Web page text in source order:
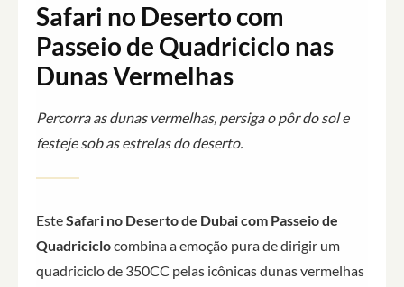
Safari no Deserto com
Passeio de Quadriciclo nas
Dunas Vermelhas
Percorra as dunas vermelhas, persiga o pôr do sol e
festeje sob as estrelas do deserto.
EsteSafari no Deserto de Dubai com Passeio de
Quadriciclocombina a emoção pura de dirigir um
quadriciclo de 350CC pelas icônicas dunas vermelhas